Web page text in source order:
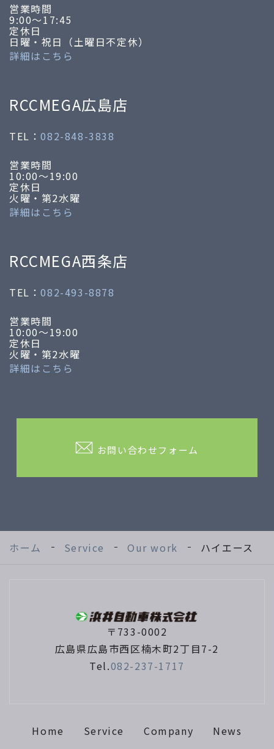
営業時間
9:00～17:45
定休日
日曜・祝日（土曜日不定休）
詳細はこちら
RCCMEGA広島店
TEL：082-848-3838
営業時間
10:00～19:00
定休日
火曜・第2水曜
詳細はこちら
RCCMEGA西条店
TEL：082-493-8878
営業時間
10:00～19:00
定休日
火曜・第2水曜
詳細はこちら
お問い合わせフォーム
ホーム Service Our work ハイエース
〒733-0002
広島県広島市西区楠木町2丁目7-2
Tel.082-237-1717
Home Service Company
News